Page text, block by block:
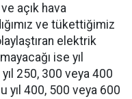
açık hava
ve tükettiğimiz
elektrik
ise yıl
250, 300 veya 400
yıl 400, 500 veya 600